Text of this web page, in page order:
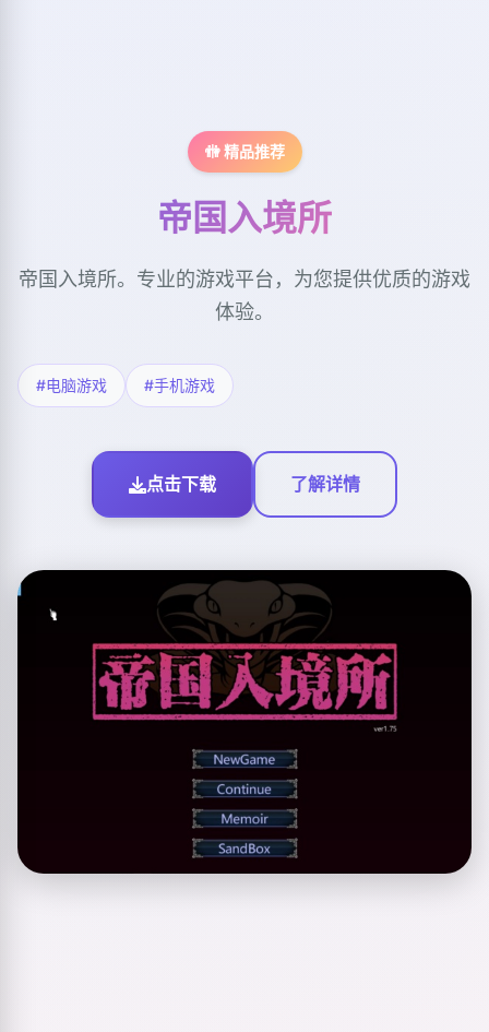
🚻 精品推荐
帝国入境所
帝国入境所。专业的游戏平台，为您提供优质的游戏
体验。
#电脑游戏 #手机游戏
点击下载 了解详情